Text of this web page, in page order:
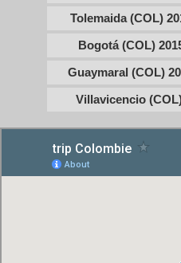
Tolemaida (COL)
Bogotá (COL)
Guaymaral (COL)
Villavicencio